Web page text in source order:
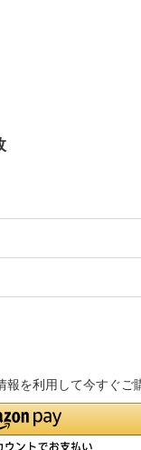
報を利用して今すぐご